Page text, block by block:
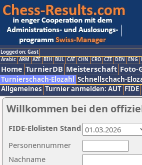
Logged on: Gast
Arabic ARM AZE BIH BUL CAT CHN CRO CZE DEN ENG
Home TurnierDB Meisterschaft Foto-
Turnierschach-Elozahl Schnellschach-
Allgemeines Turnier anmelden: AUT FIDE
Willkommen bei den
Nachname
Personennummer
FIDE-Elolisten Stand